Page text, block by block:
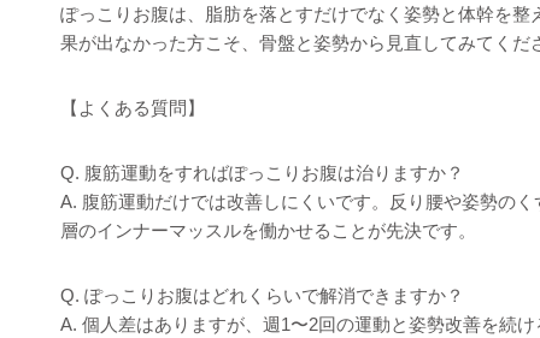
ぽっこりお腹は、脂肪を落とすだけでなく姿勢と体幹を
果が出なかった方こそ、骨盤と姿勢から見直してみてくだ
【よくある質問】
Q. 腹筋運動をすればぽっこりお腹は治りますか？
A. 腹筋運動だけでは改善しにくいです。反り腰や姿勢の
層のインナーマッスルを働かせることが先決です。
Q. ぽっこりお腹はどれくらいで解消できますか？
A. 個人差はありますが、週1〜2回の運動と姿勢改善を続